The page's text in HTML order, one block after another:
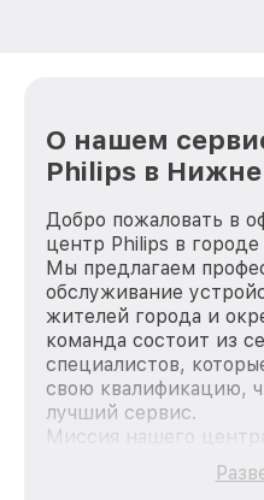
О нашем
Philips в
Добро пожаловать в
центр Philips в
Мы предлагаем
обслуживание
жителей города и
команда состоит из
специалистов,
свою квалификацию,
лучший сервис.
Миссия нашего
качественный и
каждого